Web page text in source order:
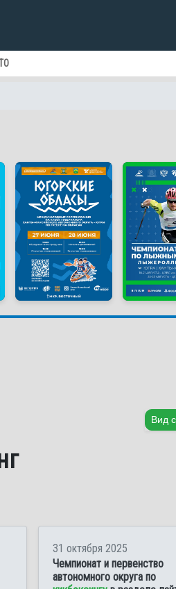
Вид
31 октября 2025
Чемпионат и первенство
автономного округа по